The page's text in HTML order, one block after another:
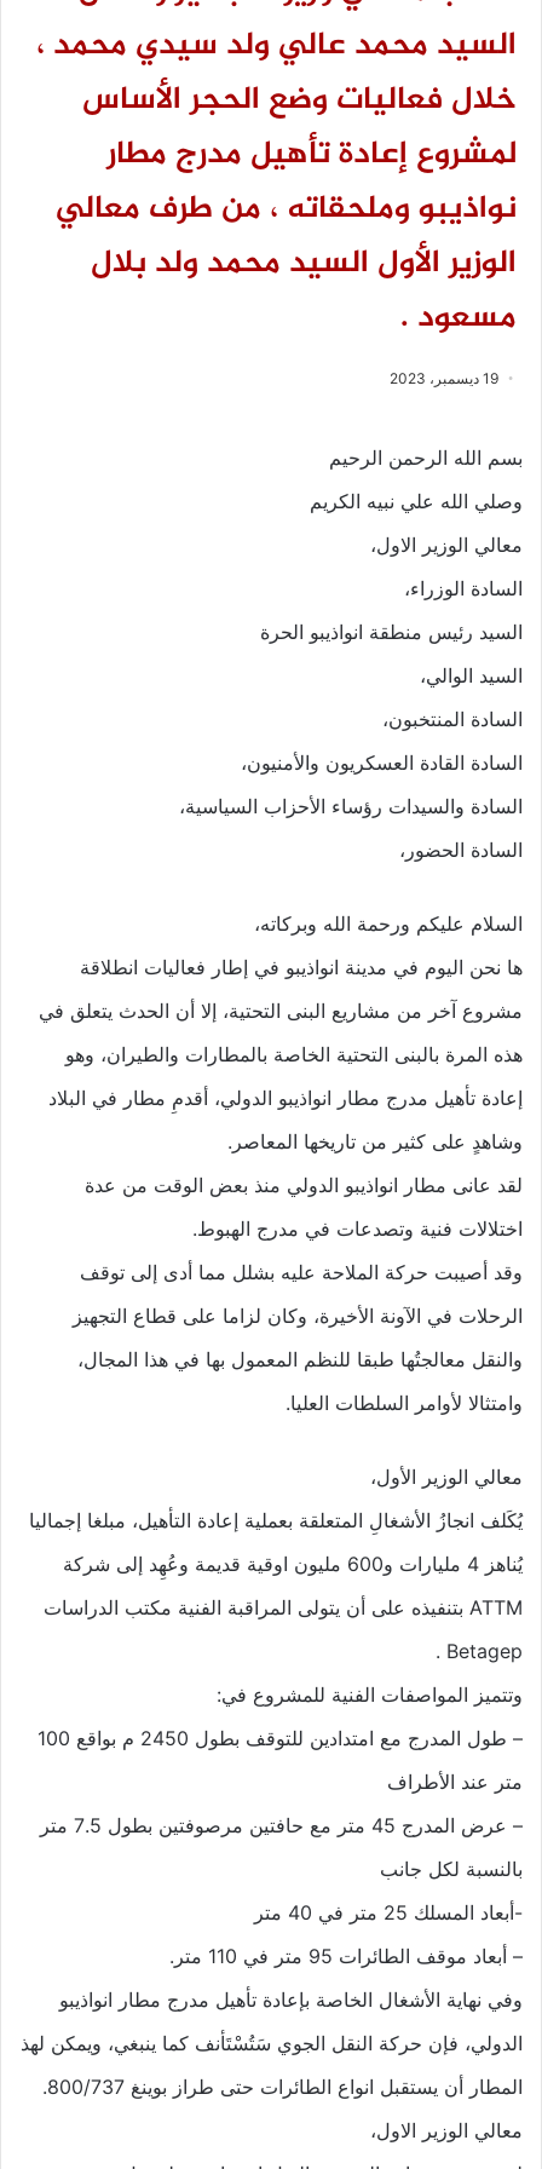
السيد محمد عالي ولد سيدي محمد ،
خلال فعاليات وضع الحجر الأساس
لمشروع إعادة تأهيل مدرج مطار
نواذيبو وملحقاته ، من طرف معالي
الوزير الأول السيد محمد ولد بلال
مسعود .
19 ديسمبر، 2023
بسم الله الرحمن الرحيم
وصلي الله علي نبيه الكريم
معالي الوزير الاول،
السادة الوزراء،
السيد رئيس منطقة انواذيبو الحرة
السيد الوالي،
السادة المنتخبون،
السادة القادة العسكريون والأمنيون،
السادة والسيدات رؤساء الأحزاب السياسية،
السادة الحضور،
السلام عليكم ورحمة الله وبركاته،
ها نحن اليوم في مدينة انواذيبو في إطار فعاليات انطلاقة
مشروع آخر من مشاريع البنى التحتية، إلا أن الحدث يتعلق في
هذه المرة بالبنى التحتية الخاصة بالمطارات والطيران، وهو
إعادة تأهيل مدرج مطار انواذيبو الدولي، أقدمِ مطار في البلاد
وشاهدٍ على كثير من تاريخها المعاصر.
لقد عانى مطار انواذيبو الدولي منذ بعض الوقت من عدة
اختلالات فنية وتصدعات في مدرج الهبوط.
وقد أصيبت حركة الملاحة عليه بشلل مما أدى إلى توقف
الرحلات في الآونة الأخيرة، وكان لزاما على قطاع التجهيز
والنقل معالجتُها طبقا للنظم المعمول بها في هذا المجال،
وامتثالا لأوامر السلطات العليا.
معالي الوزير الأول،
يُكَلف انجازُ الأشغالِ المتعلقة بعملية إعادة التأهيل، مبلغا إجماليا
يُناهز 4 مليارات و600 مليون اوقية قديمة وعُهِد إلى شركة
ATTM بتنفيذه على أن يتولى المراقبة الفنية مكتب الدراسات
Betagep .
وتتميز المواصفات الفنية للمشروع في:
– طول المدرج مع امتدادين للتوقف بطول 2450 م بواقع 100
متر عند الأطراف
– عرض المدرج 45 متر مع حافتين مرصوفتين بطول 7.5 متر
بالنسبة لكل جانب
-أبعاد المسلك 25 متر في 40 متر
– أبعاد موقف الطائرات 95 متر في 110 متر.
وفي نهاية الأشغال الخاصة بإعادة تأهيل مدرج مطار انواذيبو
الدولي، فإن حركة النقل الجوي سَتُسْتَأنف كما ينبغي، ويمكن لهذ
المطار أن يستقبل انواع الطائرات حتى طراز بوينغ 800/737.
معالي الوزير الاول،